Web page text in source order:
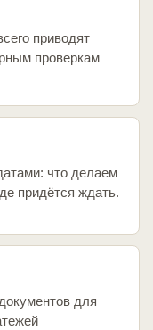
приводят
проверкам
что делаем
придётся ждать.
для